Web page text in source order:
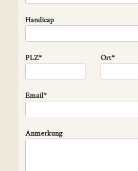
Handicap
PLZ* Ort*
Email*
Anmerkung